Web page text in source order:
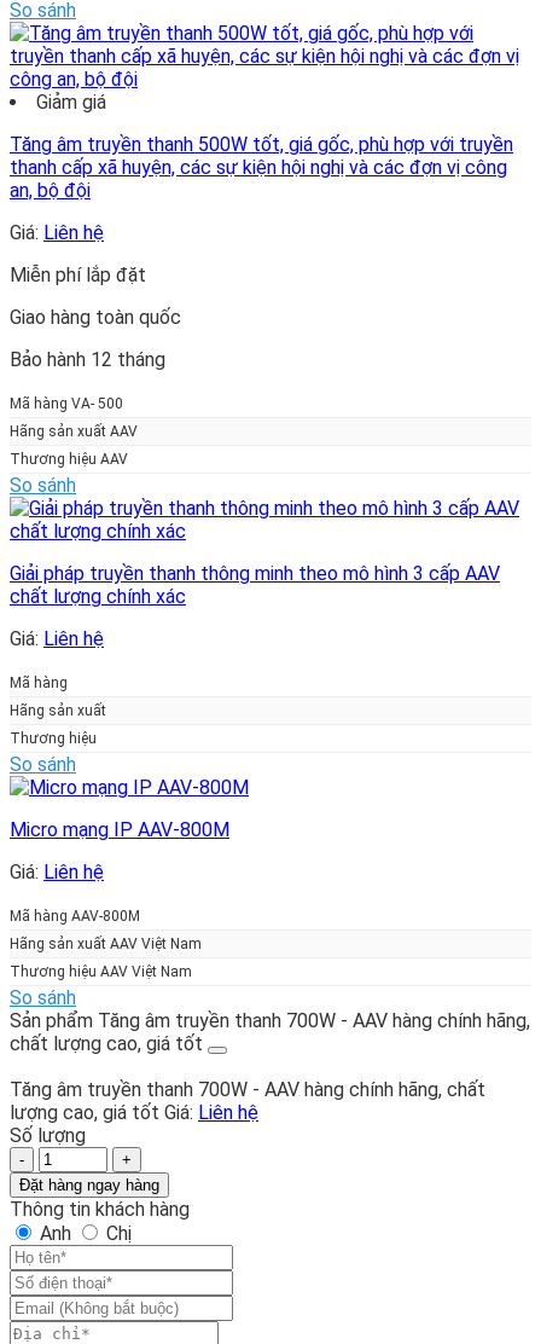
So sánh
Giảm giá
Tăng âm truyền thanh 500W tốt, giá gốc, phù hợp với truyền
thanh cấp xã huyện, các sự kiện hội nghị và các đợn vị công
an, bộ đội
Giá: Liên hệ
Miễn phí lắp đặt
Giao hàng toàn quốc
Bảo hành 12 tháng
Mã hàng VA- 500
Hãng sản xuất AAV
Thương hiệu AAV
So sánh
Giải pháp truyền thanh thông minh theo mô hình 3 cấp AAV
chất lượng chính xác
Giá: Liên hệ
Mã hàng
Hãng sản xuất
Thương hiệu
So sánh
Micro mạng IP AAV-800M
Giá: Liên hệ
Mã hàng AAV-800M
Hãng sản xuất AAV Việt Nam
Thương hiệu AAV Việt Nam
So sánh
Sản phẩm Tăng âm truyền thanh 700W - AAV hàng chính hãng,
chất lượng cao, giá tốt
Tăng âm truyền thanh 700W - AAV hàng chính hãng, chất
lượng cao, giá tốt Giá: Liên hệ
Số lượng
Tăng
âm
truyền
thanh
700W
-
AAV
hàng
Đặt hàng ngay hàng
Thông tin khách hàng
Anh
Chị